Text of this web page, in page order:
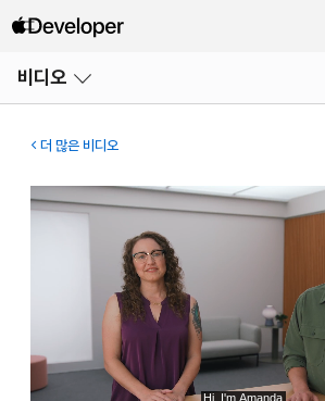
비디오
열기
더 많은 비디오